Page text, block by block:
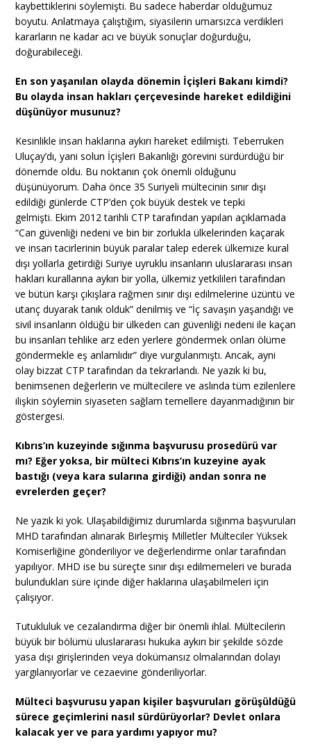
kaybettiklerini söylemişti. Bu sadece haberdar olduğumuz
boyutu. Anlatmaya çalıştığım, siyasilerin umarsızca verdikleri
kararların ne kadar acı ve büyük sonuçlar doğurduğu,
doğurabileceği.
En son yaşanılan olayda dönemin İçişleri Bakanı kimdi?
Bu olayda insan hakları çerçevesinde hareket edildiğini
düşünüyor musunuz?
Kesinlikle insan haklarına aykırı hareket edilmişti. Teberruken
Uluçay’dı, yani solun İçişleri Bakanlığı görevini sürdürdüğü bir
dönemde oldu. Bu noktanın çok önemli olduğunu
düşünüyorum. Daha önce 35 Suriyeli mültecinin sınır dışı
edildiği günlerde CTP’den çok büyük destek ve tepki
gelmişti. Ekim 2012 tarihli CTP tarafından yapılan açıklamada
“Can güvenliği nedeni ve bin bir zorlukla ülkelerinden kaçarak
ve insan tacirlerinin büyük paralar talep ederek ülkemize kural
dışı yollarla getirdiği Suriye uyruklu insanların uluslararası insan
hakları kurallarına aykırı bir yolla, ülkemiz yetkilileri tarafından
ve bütün karşı çıkışlara rağmen sınır dışı edilmelerine üzüntü ve
utanç duyarak tanık olduk” denilmiş ve “İç savaşın yaşandığı ve
sivil insanların öldüğü bir ülkeden can güvenliği nedeni ile kaçan
bu insanları tehlike arz eden yerlere göndermek onları ölüme
göndermekle eş anlamlıdır” diye vurgulanmıştı. Ancak, ayni
olay bizzat CTP tarafından da tekrarlandı. Ne yazık ki bu,
benimsenen değerlerin ve mültecilere ve aslında tüm ezilenlere
ilişkin söylemin siyaseten sağlam temellere dayanmadığının bir
göstergesi.
Kıbrıs’ın kuzeyinde sığınma başvurusu prosedürü var
mı? Eğer yoksa, bir mülteci Kıbrıs’ın kuzeyine ayak
bastığı (veya kara sularına girdiği) andan sonra ne
evrelerden geçer?
Ne yazık ki yok. Ulaşabildiğimiz durumlarda sığınma başvuruları
MHD tarafından alınarak Birleşmiş Milletler Mülteciler Yüksek
Komiserliğine gönderiliyor ve değerlendirme onlar tarafından
yapılıyor. MHD ise bu süreçte sınır dışı edilmemeleri ve burada
bulundukları süre içinde diğer haklarına ulaşabilmeleri için
çalışıyor.
Tutukluluk ve cezalandırma diğer bir önemli ihlal. Mültecilerin
büyük bir bölümü uluslararası hukuka aykırı bir şekilde sözde
yasa dışı girişlerinden veya dokümansız olmalarından dolayı
yargılanıyorlar ve cezaevine gönderiliyorlar.
Mülteci başvurusu yapan kişiler başvuruları görüşüldüğü
sürece geçimlerini nasıl sürdürüyorlar? Devlet onlara
kalacak yer ve para yardımı yapıyor mu?